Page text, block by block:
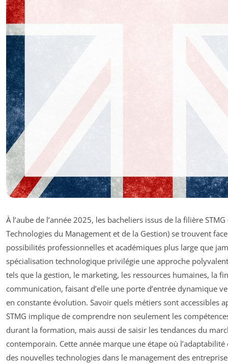
À l’aube de l’année 2025, les bacheliers issus de la filière STMG
Technologies du Management et de la Gestion) se trouvent
possibilités professionnelles et académiques plus large que
spécialisation technologique privilégie une approche
tels que la gestion, le marketing, les ressources humaines, la
communication, faisant d’elle une porte d’entrée dynamique
en constante évolution. Savoir quels métiers sont accessibles
STMG implique de comprendre non seulement les
durant la formation, mais aussi de saisir les tendances du
contemporain. Cette année marque une étape où l’adaptabilité
des nouvelles technologies dans le management des